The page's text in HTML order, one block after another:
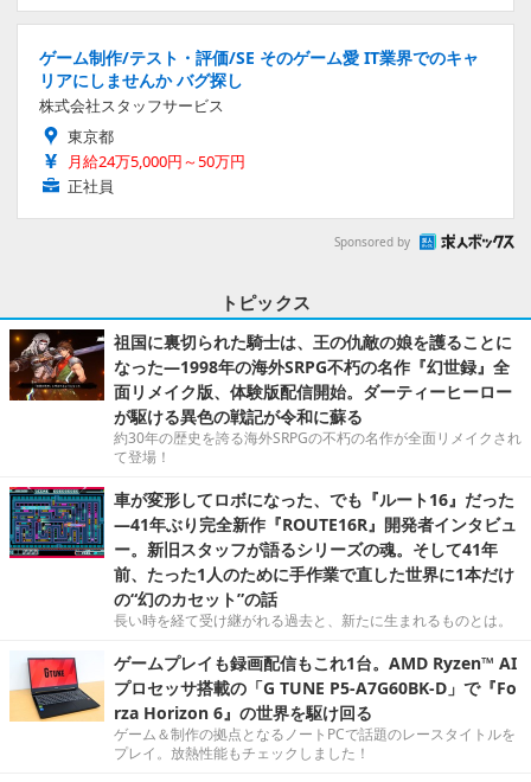
ゲーム制作/テスト・評価/SE そのゲーム愛 IT業界でのキャ
リアにしませんか バグ探し
株式会社スタッフサービス
東京都
月給24万5,000円～50万円
正社員
Sponsored by
トピックス
祖国に裏切られた騎士は、王の仇敵の娘を護ることに
なった―1998年の海外SRPG不朽の名作『幻世録』全
面リメイク版、体験版配信開始。ダーティーヒーロー
が駆ける異色の戦記が令和に蘇る
約30年の歴史を誇る海外SRPGの不朽の名作が全面リメイクされ
て登場！
車が変形してロボになった、でも『ルート16』だった
―41年ぶり完全新作『ROUTE16R』開発者インタビュ
ー。新旧スタッフが語るシリーズの魂。そして41年
前、たった1人のために手作業で直した世界に1本だけ
の“幻のカセット”の話
長い時を経て受け継がれる過去と、新たに生まれるものとは。
ゲームプレイも録画配信もこれ1台。AMD Ryzen™ AI
プロセッサ搭載の「G TUNE P5-A7G60BK-D」で『Fo
rza Horizon 6』の世界を駆け回る
ゲーム＆制作の拠点となるノートPCで話題のレースタイトルを
プレイ。放熱性能もチェックしました！